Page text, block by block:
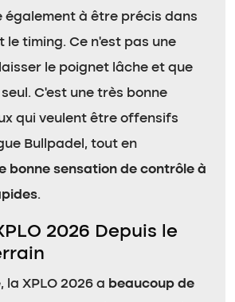
également à être précis dans
le timing. Ce n’est pas une
le poignet lâche et que
C’est une très bonne
qui veulent être offensifs
Bullpadel, tout en
bonne sensation de contrôle à
.
2026 Depuis le
la XPLO 2026 a beaucoup de